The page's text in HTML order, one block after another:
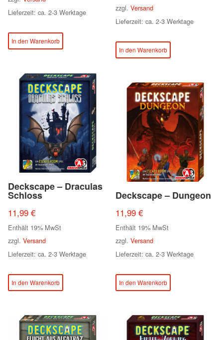
Lieferzeit: ca. 2-3 Werktage
In den Warenkorb
zzgl.Versand
Lieferzeit: ca. 2-3 Werktage
In den Warenkorb
Deckscape – Draculas
Schloss
11,99 €
Enthält 19% MwSt
zzgl. Versand
Lieferzeit: ca. 2-3 Werktage
In den Warenkorb
Deckscape – Dungeon
11,99€
Enthält 19% MwSt
zzgl.Versand
Lieferzeit: ca. 2-3 Werktage
In den Warenkorb